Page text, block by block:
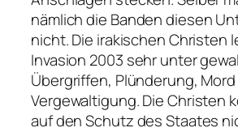
nämlich die Banden diesen
nicht. Die irakischen Christen
Invasion 2003 sehr unter
Übergriffen, Plünderung,
Vergewaltigung. Die Christen
auf den Schutz des Staates